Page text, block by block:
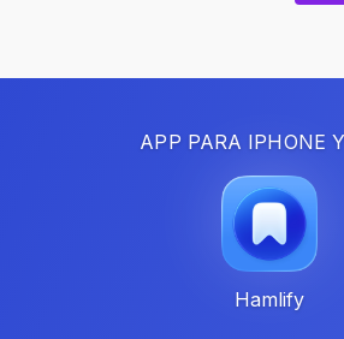
APP PARA IPHONE
Hamlify